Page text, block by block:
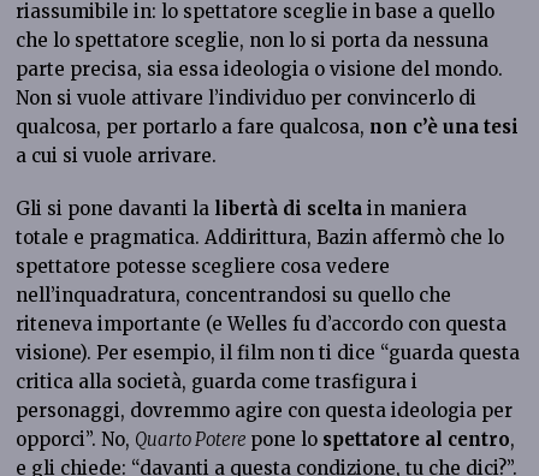
riassumibile in: lo spettatore sceglie in base a quello
che lo spettatore sceglie, non lo si porta da nessuna
parte precisa, sia essa ideologia o visione del mondo.
Non si vuole attivare l’individuo per convincerlo di
qualcosa, per portarlo a fare qualcosa, non c’è una tesi
a cui si vuole arrivare.
Gli si pone davanti la libertà di sceltain maniera
totale e pragmatica. Addirittura, Bazin affermò che lo
spettatore potesse scegliere cosa vedere
nell’inquadratura, concentrandosi su quello che
riteneva importante (e Welles fu d’accordo con questa
visione). Per esempio, il film non ti dice “guarda questa
critica alla società, guarda come trasfigura i
personaggi, dovremmo agire con questa ideologia per
opporci”. No, Quarto Potere pone lo spettatore al centro,
e gli chiede: “davanti a questa condizione, tu che dici?”.